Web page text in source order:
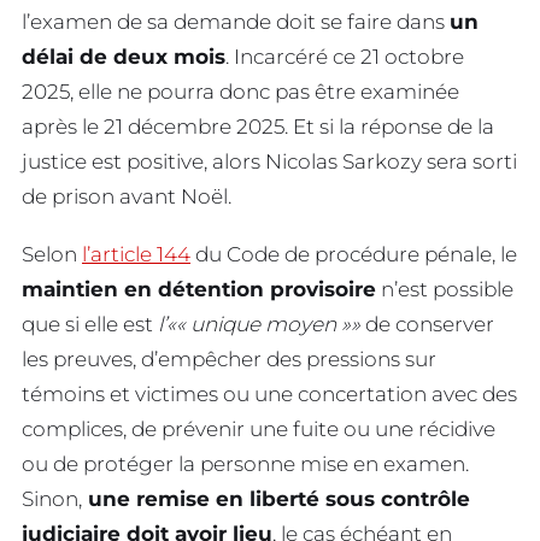
l’examen de sa demande doit se faire dans un
délai de deux mois. Incarcéré ce 21 octobre
2025, elle ne pourra donc pas être examinée
après le 21 décembre 2025. Et si la réponse de la
justice est positive, alors Nicolas Sarkozy sera sorti
de prison avant Noël.
Selon l’article 144 du Code de procédure pénale, le
maintien en détention provisoire n’est possible
que si elle est l’ « unique moyen » de conserver
les preuves, d’empêcher des pressions sur
témoins et victimes ou une concertation avec des
complices, de prévenir une fuite ou une récidive
ou de protéger la personne mise en examen.
Sinon, une remise en liberté sous contrôle
judiciaire doit avoir lieu, le cas échéant en